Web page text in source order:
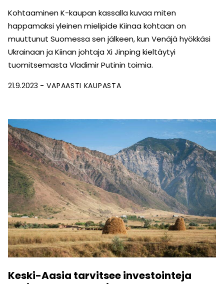
Kohtaaminen K-kaupan kassalla kuvaa miten
happamaksi yleinen mielipide Kiinaa kohtaan on
muuttunut Suomessa sen jälkeen, kun Venäjä hyökkäsi
Ukrainaan ja Kiinan johtaja Xi Jinping kieltäytyi
tuomitsemasta Vladimir Putinin toimia.
21.9.2023 VAPAASTI KAUPASTA
Keski-Aasia tarvitsee investointeja